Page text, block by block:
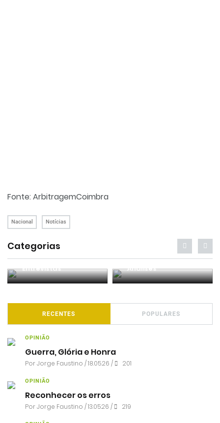
Fonte: ArbitragemCoimbra
Nacional Notícias
Categorias
Entrevistas Análises
RECENTES POPULARES
OPINIÃO
Guerra, Glória e Honra
PorJorge Faustino / 18.05.26 / 201
OPINIÃO
Reconhecer os erros
PorJorge Faustino / 13.05.26 / 219